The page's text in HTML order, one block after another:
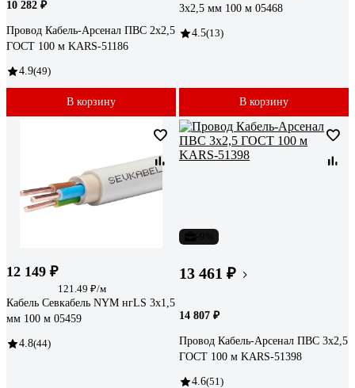
10 282 ₽
Провод Кабель-Арсенал ПВС 2х2,5
ГОСТ 100 м KARS-51186
4.9(49)
В корзину
3х2,5 мм 100 м 05468
4.5(13)
В корзину
12 149 ₽
121.49 ₽/м
Кабель Севкабель NYM нгLS 3х1,5
мм 100 м 05459
4.8(44)
13 461 ₽
14 807 ₽
Провод Кабель-Арсенал ПВС 3х2,5
ГОСТ 100 м KARS-51398
4.6(51)